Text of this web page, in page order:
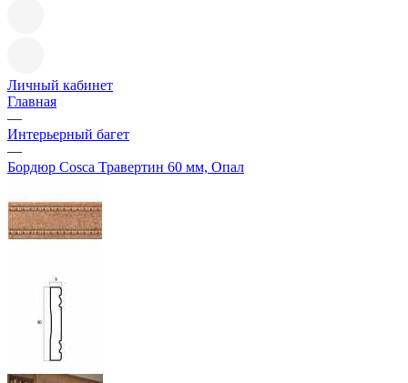
Личный кабинет
Главная
—
Интерьерный багет
—
Бордюр Cosca Травертин 60 мм, Опал